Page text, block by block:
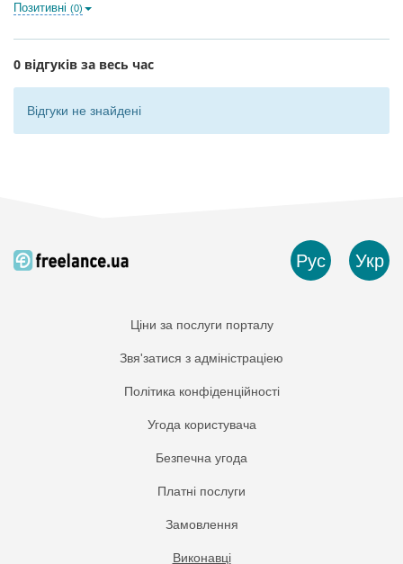
Позитивні (0)
0 відгуків за весь час
Відгуки не знайдені
Рус Укр
Ціни за послуги порталу
Звя'затися з адміністраціею
Політика конфіденційності
Угода користувача
Безпечна угода
Платнi послуги
Замовлення
Виконавці